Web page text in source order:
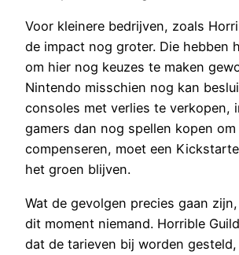
Voor kleinere bedrijven, zoals
de impact nog groter. Die hebben
om hier nog keuzes te maken
Nintendo misschien nog kan
consoles met verlies te verkopen,
gamers dan nog spellen kopen
compenseren, moet een
het groen blijven.
Wat de gevolgen precies gaan
dit moment niemand. Horrible
dat de tarieven bij worden